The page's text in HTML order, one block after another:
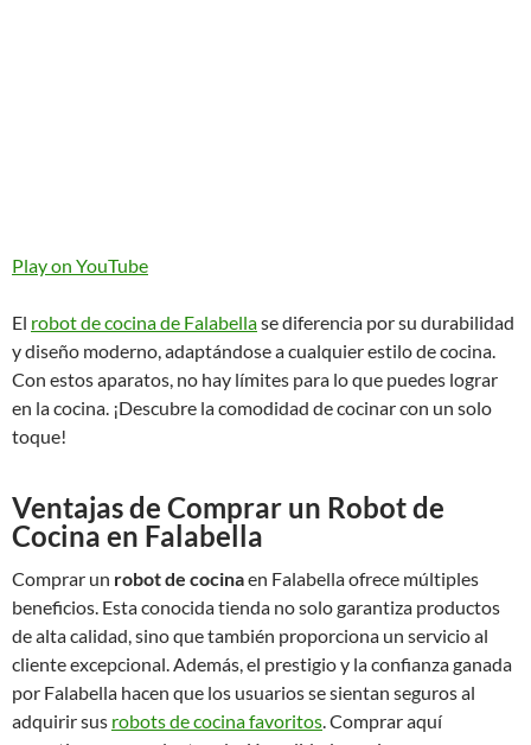
Play on YouTube
El robot de cocina de Falabellase diferencia por su durabilidad
y diseño moderno, adaptándose a cualquier estilo de cocina.
Con estos aparatos, no hay límites para lo que puedes lograr
en la cocina. ¡Descubre la comodidad de cocinar con un solo
toque!
Ventajas de Comprar un Robot de
Cocina en Falabella
Comprar un robot de cocinaen Falabella ofrece múltiples
beneficios. Esta conocida tienda no solo garantiza productos
de alta calidad, sino que también proporciona un servicio al
cliente excepcional. Además, el prestigio y la confianza ganada
por Falabella hacen que los usuarios se sientan seguros al
adquirir sus robots de cocina favoritos. Comprar aquí